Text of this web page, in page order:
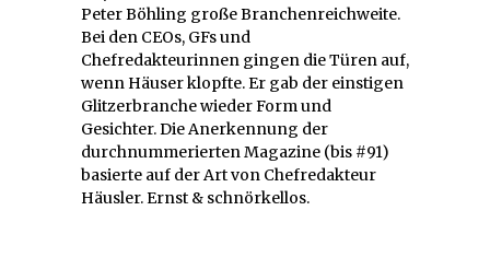
Peter Böhling große Branchenreichweite.
Bei den CEOs, GFs und
Chefredakteurinnen gingen die Türen auf,
wenn Häuser klopfte. Er gab der einstigen
Glitzerbranche wieder Form und
Gesichter. Die Anerkennung der
durchnummerierten Magazine (bis #91)
basierte auf der Art von Chefredakteur
Häusler. Ernst & schnörkellos.